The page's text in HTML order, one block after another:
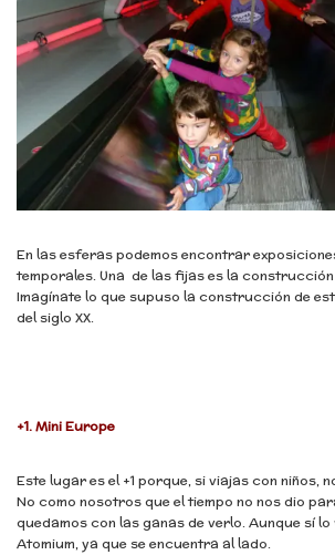
En las esferas podemos encontrar
temporales. Una de las fijas es la construcción
Imagínate lo que supuso la construcción de
del siglo XX.
+1. Mini Europe
Este lugar es el +1 porque, si viajas con niños,
No como nosotros que el tiempo no nos dio
quedamos con las ganas de verlo. Aunque sí lo
Atomium, ya que se encuentra al lado.